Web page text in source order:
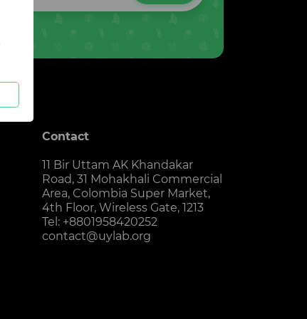
Contact
11 Bir Uttam AK Khandakar
Road, 31 Mohakhali Commercial
Area, Colombia Super Market,
4th Floor, Wireless Gate, 1213
Tel: +8801958420252
contact@uylab.org